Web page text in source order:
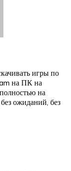
игры по
на ПК на
на
ожиданий, без